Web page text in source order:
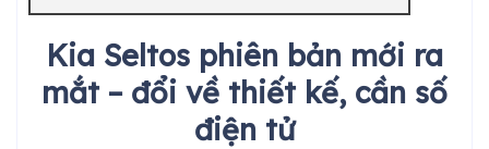
Kia Seltos phiên bản mới ra
mắt – đổi về thiết kế, cần số
điện tử